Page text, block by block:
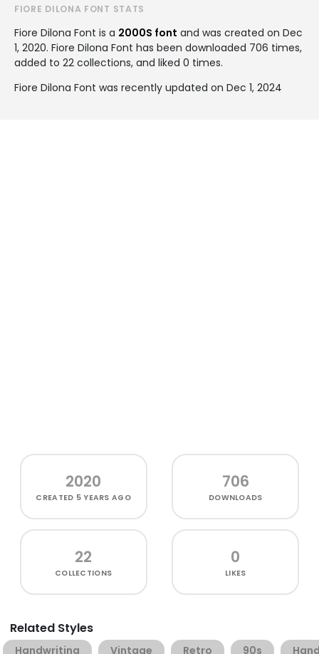
FIORE DILONA FONT STATS
Fiore Dilona Font is a 2000S font and was created on Dec
1, 2020. Fiore Dilona Font has been downloaded 706 times,
added to 22 collections, and liked 0 times.
Fiore Dilona Font was recently updated on Dec 1, 2024
2020
CREATED 5 YEARS AGO
706
DOWNLOADS
22
COLLECTIONS
0
LIKES
Related Styles
Handwriting Vintage Retro 90s